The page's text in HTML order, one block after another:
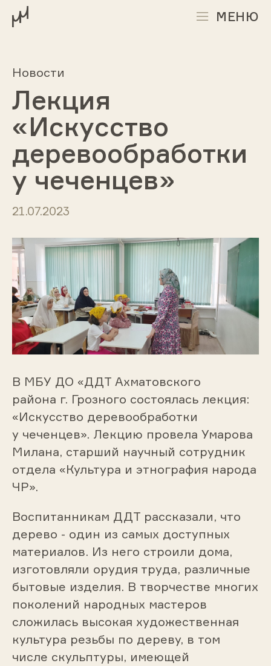
МЕНЮ
Новости
Лекция
«Искусство
деревообработки
у чеченцев»
21.07.2023
В МБУ ДО «ДДТ Ахматовского
района г. Грозного состоялась лекция:
«Искусство деревообработки
у чеченцев». Лекцию провела Умарова
Милана, старший научный сотрудник
отдела «Культура и этнография народа
ЧР».
Воспитанникам ДДТ рассказали, что
дерево - один из самых доступных
материалов. Из него строили дома,
изготовляли орудия труда, различные
бытовые изделия. В творчестве многих
поколений народных мастеров
сложилась высокая художественная
культура резьбы по дереву, в том
числе скульптуры, имеющей